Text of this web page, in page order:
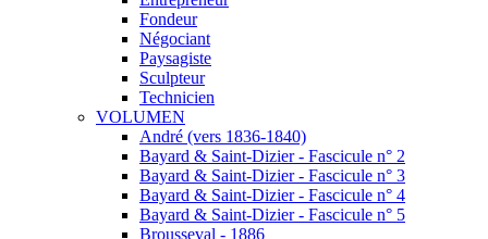
Fondeur
Négociant
Paysagiste
Sculpteur
Technicien
VOLUMEN
André (vers 1836-1840)
Bayard & Saint-Dizier - Fascicule n° 2
Bayard & Saint-Dizier - Fascicule n° 3
Bayard & Saint-Dizier - Fascicule n° 4
Bayard & Saint-Dizier - Fascicule n° 5
Brousseval - 1886